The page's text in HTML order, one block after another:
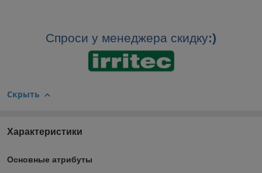
Спроси у менеджера скидку:)
Скрыть
Характеристики
Основные атрибуты